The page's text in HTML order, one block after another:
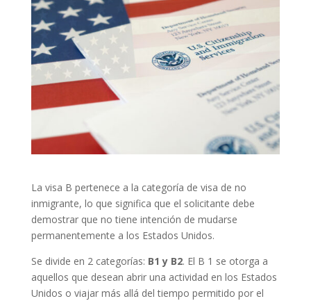
La visa B pertenece a la categoría de visa de no
inmigrante, lo que significa que el solicitante debe
demostrar que no tiene intención de mudarse
permanentemente a los Estados Unidos.
Se divide en 2 categorías: B1 y B2. El B 1 se otorga a
aquellos que desean abrir una actividad en los Estados
Unidos o viajar más allá del tiempo permitido por el